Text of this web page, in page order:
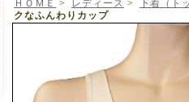
ＨＯＭＥ > レディース >
下着（ト
クなふんわりカップ